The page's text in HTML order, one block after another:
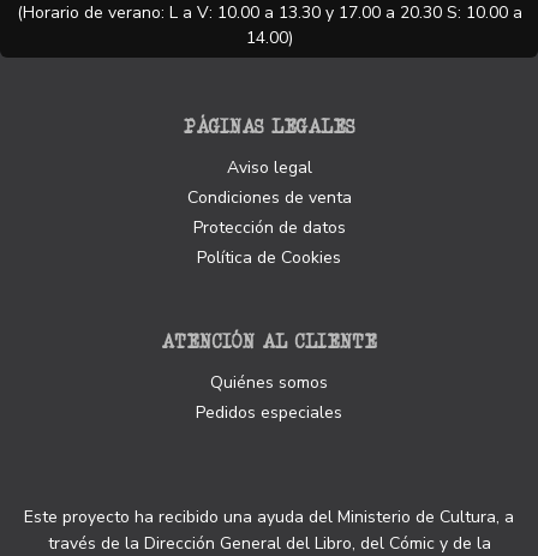
(Horario de verano: L a V: 10.00 a 13.30 y 17.00 a 20.30 S: 10.00 a
14.00)
PÁGINAS LEGALES
Aviso legal
Condiciones de venta
Protección de datos
Política de Cookies
ATENCIÓN AL CLIENTE
Quiénes somos
Pedidos especiales
Este proyecto ha recibido una ayuda del Ministerio de Cultura, a
través de la Dirección General del Libro, del Cómic y de la